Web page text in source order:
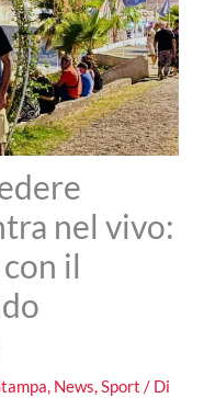
nel vivo:
il
, News,Sport / Di